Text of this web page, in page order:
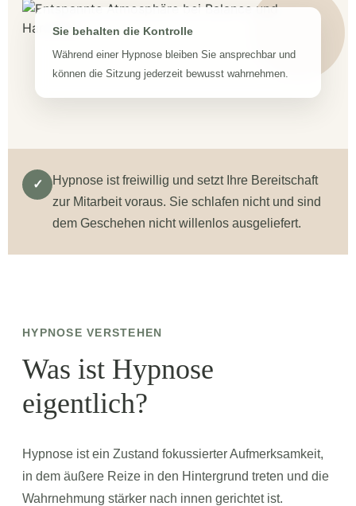
Sie behalten die Kontrolle
Während einer Hypnose bleiben Sie ansprechbar und
können die Sitzung jederzeit bewusst wahrnehmen.
✓
Hypnose ist freiwillig und setzt Ihre Bereitschaft
zur Mitarbeit voraus. Sie schlafen nicht und sind
dem Geschehen nicht willenlos ausgeliefert.
HYPNOSE VERSTEHEN
Was ist Hypnose
eigentlich?
Hypnose ist ein Zustand fokussierter Aufmerksamkeit,
in dem äußere Reize in den Hintergrund treten und die
Wahrnehmung stärker nach innen gerichtet ist.